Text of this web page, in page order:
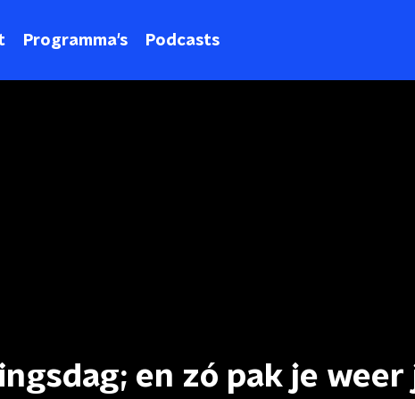
Programma's Podcasts
en zó pak je weer